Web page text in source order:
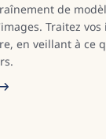
de
Traitez
en veillant à ce